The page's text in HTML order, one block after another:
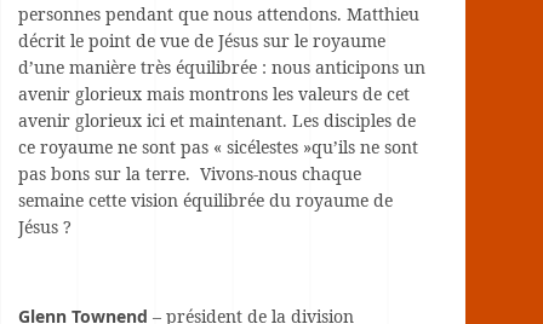
personnes pendant que nous attendons. Matthieu
décrit le point de vue de Jésus sur le royaume
d’une manière très équilibrée : nous anticipons un
avenir glorieux mais montrons les valeurs de cet
avenir glorieux ici et maintenant. Les disciples de
ce royaume ne sont pas « sicélestes »qu’ils ne sont
pas bons sur la terre. Vivons-nous chaque
semaine cette vision équilibrée du royaume de
Jésus ?
Glenn Townend – président de la division